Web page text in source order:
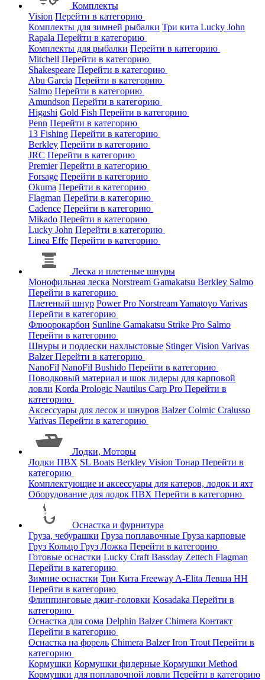
Комплекты
Vision Перейти в категорию
Комплекты для зимней рыбалки Три кита Lucky John
Rapala Перейти в категорию
Комплекты для рыбалки Перейти в категорию
Mitchell Перейти в категорию
Shakespeare Перейти в категорию
Abu Garcia Перейти в категорию
Salmo Перейти в категорию
Amundson Перейти в категорию
Higashi Gold Fish Перейти в категорию
Penn Перейти в категорию
13 Fishing Перейти в категорию
Berkley Перейти в категорию
JRC Перейти в категорию
Premier Перейти в категорию
Forsage Перейти в категорию
Okuma Перейти в категорию
Flagman Перейти в категорию
Cadence Перейти в категорию
Mikado Перейти в категорию
Lucky John Перейти в категорию
Linea Effe Перейти в категорию
Леска и плетеные шнуры
Монофильная леска Norstream Gamakatsu Berkley Salmo
Перейти в категорию
Плетеный шнур Power Pro NorstreamYamatoyo Varivas
Перейти в категорию
Флюорокарбон Sunline Gamakatsu Strike Pro Salmo
Перейти в категорию
Шнуры и подлески нахлыстовые StingerVision Varivas
BalzerПерейти в категорию
NanoFil NanoFil Bushido Перейти в категорию
Поводковый материал и шок лидеры для карповой
ловли Korda Prologic Nautilus Carp Pro Перейти в
категорию
Аксессуары для лесок и шнуров BalzerColmic Cralusso
Varivas Перейти в категорию
Лодки, Моторы
Лодки ПВХ SL Boats Berkley Vision Тонар Перейти в
категорию
Комплектующие и аксессуары для катеров, лодок и яхт
Оборудование для лодок ПВХ Перейти в категорию
Оснастка и фурнитура
Груза, чебурашки Груза поплавочные Груза карповые
Груз Кольцо Груз Ложка Перейти в категорию
Готовые оснастки Lucky Craft Bassday Zettech Flagman
Перейти в категорию
Зимние оснастки Три Кита Freeway A-Elita Левша НН
Перейти в категорию
Флиппинговые джиг-головки Kosadaka Перейти в
категорию
Оснастка для сома Delphin BalzerChimera Контакт
Перейти в категорию
Оснастка на форель Chimera BalzerIron Trout Перейти в
категорию
Кормушки Кормушки фидерные Кормушки Method
Кормушки для поплавочной ловли Перейти в категорию